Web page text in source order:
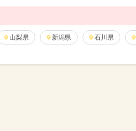
山梨県 新潟県 石川県